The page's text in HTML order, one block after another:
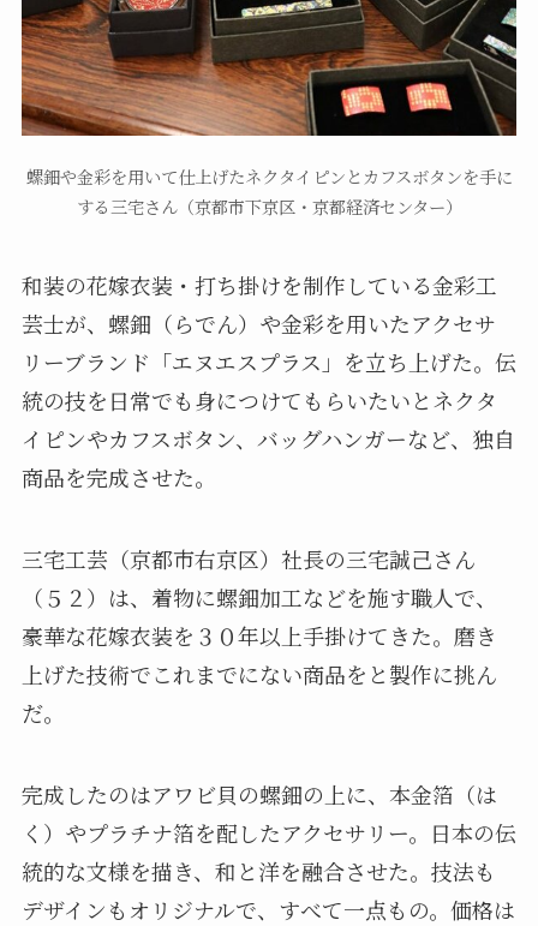
螺鈿や金彩を用いて仕上げたネクタイピンとカフスボタンを手に
する三宅さん（京都市下京区・京都経済センター）
和装の花嫁衣装・打ち掛けを制作している金彩工
芸士が、螺鈿（らでん）や金彩を用いたアクセサ
リーブランド「エヌエスプラス」を立ち上げた。伝
統の技を日常でも身につけてもらいたいとネクタ
イピンやカフスボタン、バッグハンガーなど、独自
商品を完成させた。
三宅工芸（京都市右京区）社長の三宅誠己さん
（５２）は、着物に螺鈿加工などを施す職人で、
豪華な花嫁衣装を３０年以上手掛けてきた。磨き
上げた技術でこれまでにない商品をと製作に挑ん
だ。
完成したのはアワビ貝の螺鈿の上に、本金箔（は
く）やプラチナ箔を配したアクセサリー。日本の伝
統的な文様を描き、和と洋を融合させた。技法も
デザインもオリジナルで、すべて一点もの。価格は